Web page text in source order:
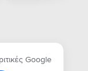
Google